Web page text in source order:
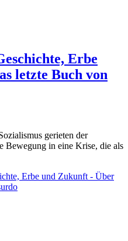
Erbe
letzte Buch von
gerieten der
Bewegung in eine Krise, die als
Erbe und Zukunft - Über